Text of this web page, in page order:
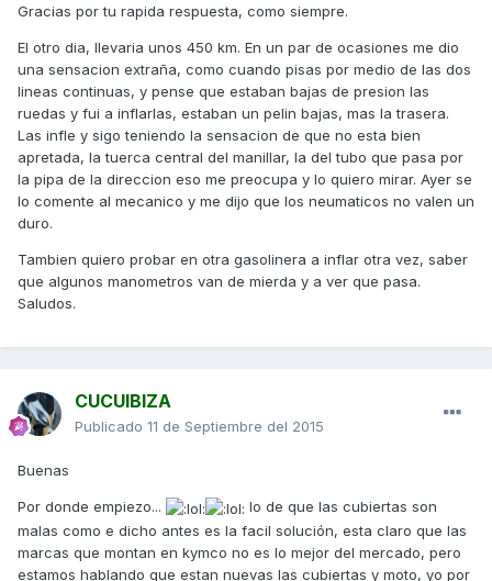
Gracias por tu rapida respuesta, como siempre.
El otro dia, llevaria unos 450 km. En un par de ocasiones me dio
una sensacion extraña, como cuando pisas por medio de las dos
lineas continuas, y pense que estaban bajas de presion las
ruedas y fui a inflarlas, estaban un pelin bajas, mas la trasera.
Las infle y sigo teniendo la sensacion de que no esta bien
apretada, la tuerca central del manillar, la del tubo que pasa por
la pipa de la direccion eso me preocupa y lo quiero mirar. Ayer se
lo comente al mecanico y me dijo que los neumaticos no valen un
duro.
Tambien quiero probar en otra gasolinera a inflar otra vez, saber
que algunos manometros van de mierda y a ver que pasa.
Saludos.
CUCUIBIZA
Publicado 11 de Septiembre del 2015
Buenas
Por donde empiezo...
lo de que las cubiertas son
malas como e dicho antes es la facil solución, esta claro que las
marcas que montan en kymco no es lo mejor del mercado, pero
estamos hablando que estan nuevas las cubiertas y moto, yo por